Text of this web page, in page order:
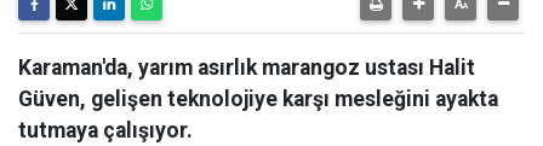
Karaman'da, yarım asırlık marangoz ustası Halit
Güven, gelişen teknolojiye karşı mesleğini ayakta
tutmaya çalışıyor.